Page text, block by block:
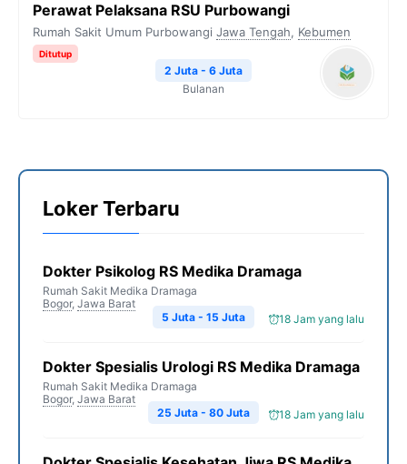
Perawat Pelaksana RSU Purbowangi
Rumah Sakit Umum Purbowangi Jawa Tengah, Kebumen
Ditutup
2 Juta - 6 Juta
Bulanan
Loker Terbaru
Dokter Psikolog RS Medika Dramaga
Rumah Sakit Medika Dramaga
Bogor, Jawa Barat
18 Jam yang lalu
5 Juta - 15 Juta
Dokter Spesialis Urologi RS Medika Dramaga
Rumah Sakit Medika Dramaga
Bogor, Jawa Barat
18 Jam yang lalu
25 Juta - 80 Juta